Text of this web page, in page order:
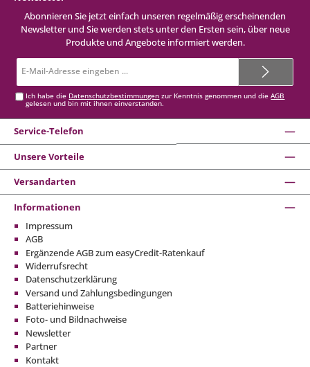
Abonnieren Sie jetzt einfach unseren regelmäßig erscheinenden
Newsletter und Sie werden stets unter den Ersten sein, über neue
Produkte und Angebote informiert werden.
Mail-
Ich habe die Datenschutzbestimmungen zur Kenntnis genommen und dieAGB
gelesen und bin mit ihnen einverstanden.
Service-Telefon
Unsere Vorteile
Versandarten
Informationen
Impressum
AGB
Ergänzende AGB zum easyCredit-Ratenkauf
Widerrufsrecht
Datenschutzerklärung
Versand und Zahlungsbedingungen
Batteriehinweise
Foto- und Bildnachweise
Newsletter
Partner
Kontakt